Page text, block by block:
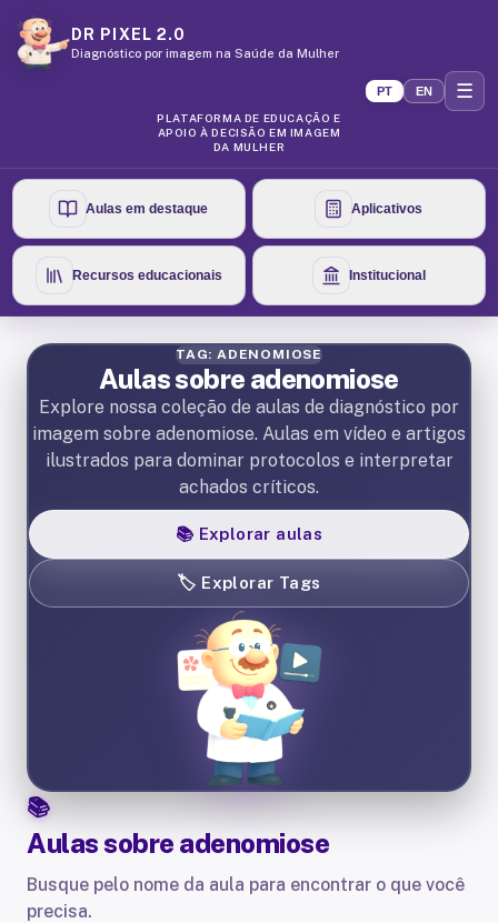
DR PIXEL 2.0
Diagnóstico por imagem na Saúde da Mulher
PLATAFORMA DE EDUCAÇÃO E
APOIO À DECISÃO EM IMAGEM
DA MULHER
PT EN ☰
Aulas em destaque Aplicativos
Recursos educacionais Institucional
TAG: ADENOMIOSE
Aulas sobre adenomiose
Explore nossa coleção de aulas de diagnóstico por
imagem sobre adenomiose. Aulas em vídeo e artigos
ilustrados para dominar protocolos e interpretar
achados críticos.
📚 Explorar aulas
🏷️ Explorar Tags
Aulas sobre adenomiose
Busque pelo nome da aula para encontrar o que você
precisa.